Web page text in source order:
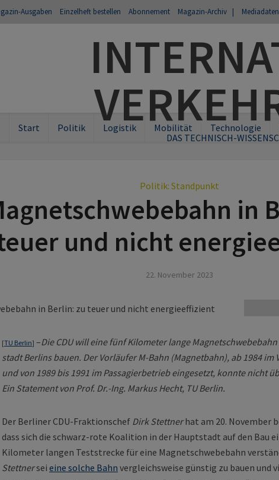
Ausgaben Einzelheft bestellen Abonnement Magazin-Archiv |
DAS TECHNISCH-
Start Politik Logistik Mobilität Technologie
Politik: Standpunkt
in
und nicht
22. November 2023
[TU Berlin] –Die CDU will eine fünf Kilometer lange
stadt Berlins bauen. Der Vorläufer M-Bahn (Magnetbahn), ab 1984 im
und von 1989 bis 1991 im Passagier­betrieb eingesetzt, konnte nicht
Ein Statement von Prof. Dr.-Ing. Markus Hecht, TU Berlin.
Der Berliner CDU-Fraktionschef Dirk Stettnerhat am 20. November
dass sich die schwarz-rote Koalition in der Hauptstadt auf den Bau
Kilometer langen Teststrecke für eine Magnetschwebebahn
Stettnersei eine solche Bahn vergleichsweise günstig zu bauen und